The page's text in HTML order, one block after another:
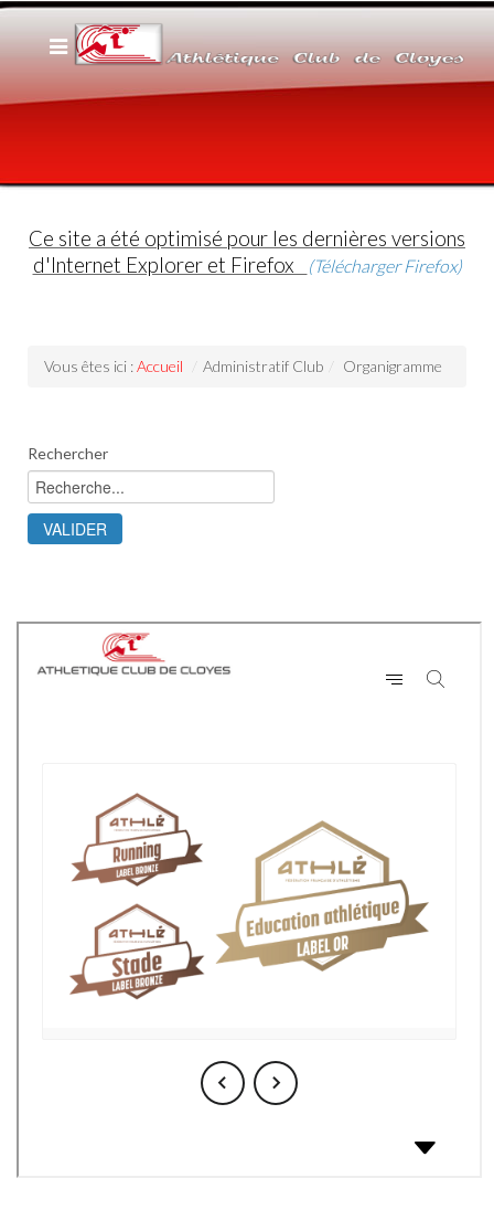
Ce site a été optimisé pour les dernières versions
d'Internet Explorer et Firefox
(Télécharger Firefox)
Vous êtes ici :Accueil / Administratif Club / Organigramme
Rechercher